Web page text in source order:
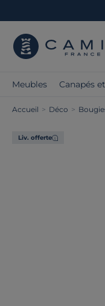
Meubles Canapés
Accueil > Déco >
Liv. offerte